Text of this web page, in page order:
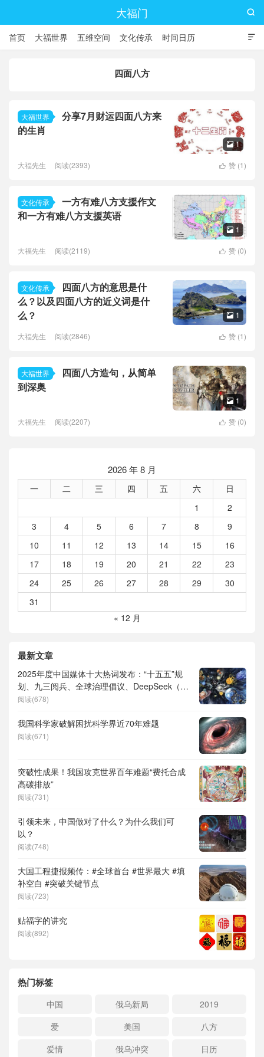
大福门

首页 大福世界 五维空间 文化传承 时间日历

四面八方
大福世界
分享7月财运四面八方来
的生肖
 1
 赞 (1)
大福先生 阅读(2393)
文化传承
一方有难八方支援作文
和一方有难八方支援英语
 1
 赞 (0)
大福先生 阅读(2119)
文化传承
四面八方的意思是什
么？以及四面八方的近义词是什
么？
 1
 赞 (1)
大福先生 阅读(2846)
大福世界
四面八方造句，从简单
到深奥
 1
 赞 (0)
大福先生 阅读(2207)
2026 年 8 月
一 二 三 四 五 六
日
1
2
3
4 5 6 7 8
9
10
11 12 13 14 15
16
17
18 19 20 21 22
23
24
25 26 27 28 29
30
31
« 12 月
最新文章
2025年度中国媒体十大热词发布：“十五五”规
划、九三阅兵、全球治理倡议、DeepSeek（深
度求索）、人形机器人、苏超、票根经济、育
阅读(678)
我国科学家破解困扰科学界近70年难题
阅读(671)
突破性成果！我国攻克世界百年难题“费托合成
高碳排放”
阅读(731)
引领未来，中国做对了什么？为什么我们可
以？
阅读(748)
大国工程捷报频传：#全球首台 #世界最大 #填
补空白 #突破关键节点
阅读(723)
贴福字的讲究
阅读(892)
热门标签
中国 俄乌新局
2019
爱
美国
八方
爱情
俄乌冲突 日历